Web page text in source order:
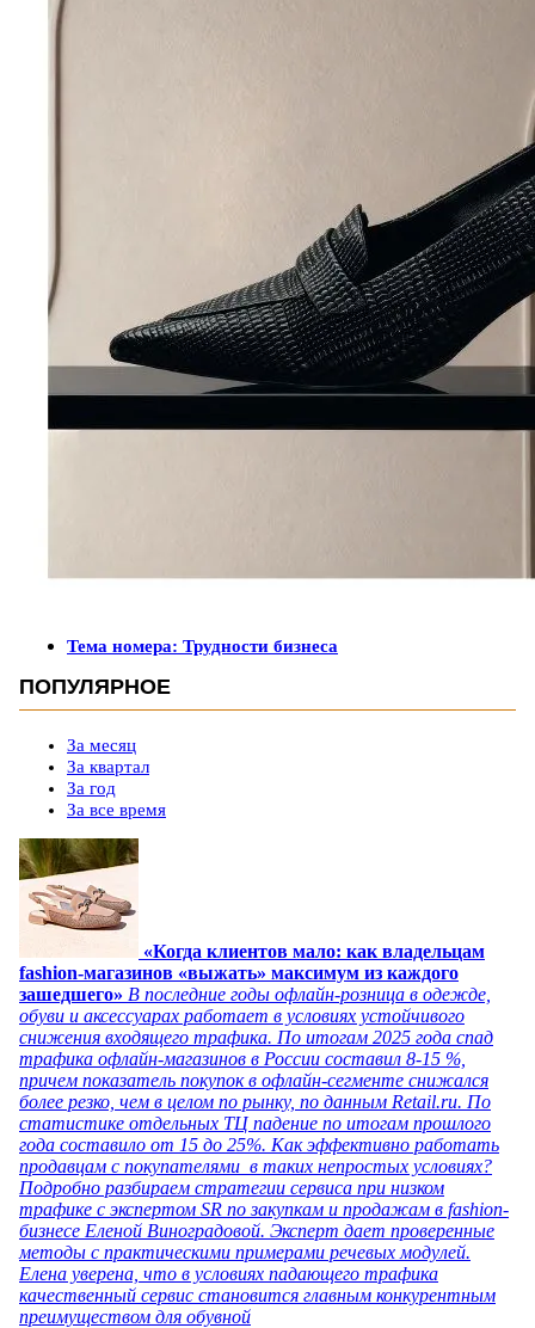
Тема номера: Трудности бизнеса
ПОПУЛЯРНОЕ
За месяц
За квартал
За год
За все время
«Когда клиентов мало: как владельцам
fashion-магазинов «выжать» максимум из каждого
зашедшего» В последние годы офлайн-розница в одежде,
обуви и аксессуарах работает в условиях устойчивого
снижения входящего трафика. По итогам 2025 года спад
трафика офлайн-магазинов в России составил 8-15 %,
причем показатель покупок в офлайн-сегменте снижался
более резко, чем в целом по рынку, по данным Retail.ru. По
статистике отдельных ТЦ падение по итогам прошлого
года составило от 15 до 25%. Как эффективно работать
продавцам с покупателями в таких непростых условиях?
Подробно разбираем стратегии сервиса при низком
трафике с экспертом SR по закупкам и продажам в fashion-
бизнесе Еленой Виноградовой. Эксперт дает проверенные
методы с практическими примерами речевых модулей.
Елена уверена, что в условиях падающего трафика
качественный сервис становится главным конкурентным
преимуществом для обувной